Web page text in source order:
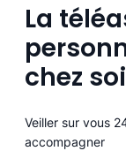
La
chez
Veiller sur vous
accompagner